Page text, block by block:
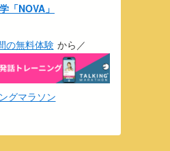
「NOVA」
の無料体験 から／
グマラソン